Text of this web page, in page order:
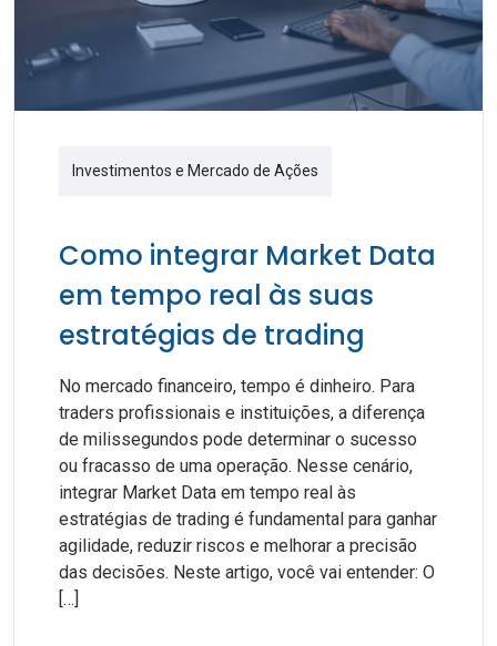
Investimentos e Mercado de Ações
Como integrar Market Data
em tempo real às suas
estratégias de trading
No mercado financeiro, tempo é dinheiro. Para
traders profissionais e instituições, a diferença
de milissegundos pode determinar o sucesso
ou fracasso de uma operação. Nesse cenário,
integrar Market Data em tempo real às
estratégias de trading é fundamental para ganhar
agilidade, reduzir riscos e melhorar a precisão
das decisões. Neste artigo, você vai entender: O
[…]